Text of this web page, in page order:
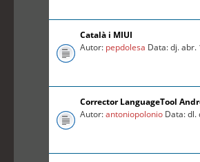
Català i MIUI
Autor: pepdolesa Data: dj. abr.
Corrector LanguageTool
Autor:antoniopolonio Data: dl.